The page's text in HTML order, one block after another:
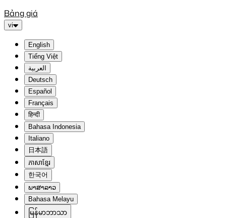
Bảng giá
vi
English
Tiếng Việt
العربية
Deutsch
Español
Français
हिन्दी
Bahasa Indonesia
Italiano
日本語
ភាសាខ្មែរ
한국어
ພາສາລາວ
Bahasa Melayu
မြန်မာဘာသာ